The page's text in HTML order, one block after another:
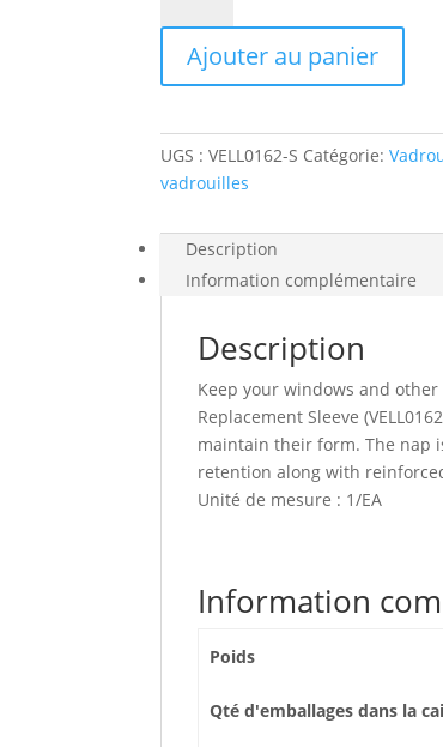
Ipc
eagle
vell0162-
14"
window
washer
sleeve
Ajouter au panier
UGS :VELL0162-S Catégorie:
vadrouilles
Description
Information complémentaire
Description
Keep your windows and other
Replacement Sleeve
maintain their form. The nap
retention along with
Unité de mesure : 1/EA
Information
Poids
Qté d'emballages dans la